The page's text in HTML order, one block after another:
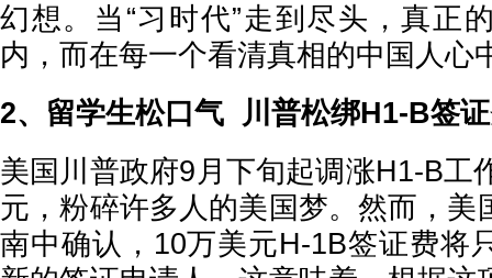
幻想。当“习时代”走到尽头，真正
内，而在每一个看清真相的中国人心
2、留学生松口气 川普松绑H1-B签
美国川普政府9月下旬起调涨H1-B工
元，粉碎许多人的美国梦。然而，美
南中确认，10万美元H-1B签证费将